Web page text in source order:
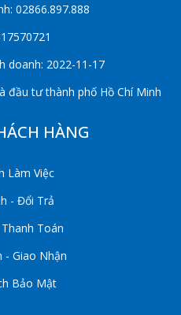
02866.897.888
doanh: 2022-11-17
đầu tư thành phố Hồ Chí Minh
HÀNG
Làm Việc
- Đổi Trả
Toán
- Giao Nhận
Bảo Mật